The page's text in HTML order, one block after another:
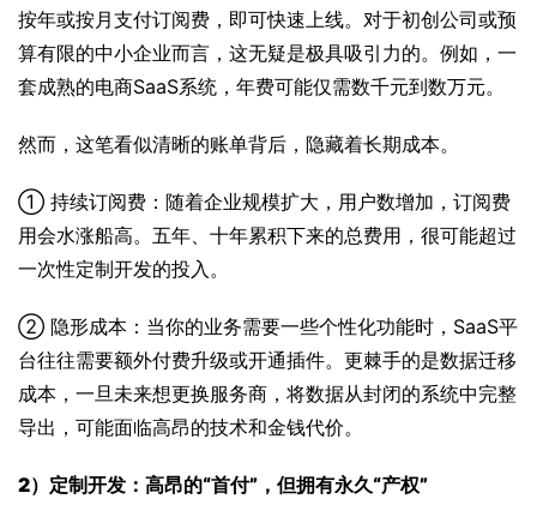
按年或按月支付订阅费，即可快速上线。对于初创公司或预
算有限的中小企业而言，这无疑是极具吸引力的。例如，一
套成熟的电商SaaS系统，年费可能仅需数千元到数万元。
然而，这笔看似清晰的账单背后，隐藏着长期成本。
① 持续订阅费：随着企业规模扩大，用户数增加，订阅费
用会水涨船高。五年、十年累积下来的总费用，很可能超过
一次性定制开发的投入。
② 隐形成本：当你的业务需要一些个性化功能时，SaaS平
台往往需要额外付费升级或开通插件。更棘手的是数据迁移
成本，一旦未来想更换服务商，将数据从封闭的系统中完整
导出，可能面临高昂的技术和金钱代价。
2）定制开发：高昂的“首付”，但拥有永久“产权”